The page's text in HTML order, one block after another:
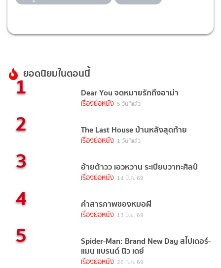
ยอดนิยมในตอนนี้
1 Dear You จดหมายรักถึงอาม่า
เรื่องย่อหนัง 5 วันที่แล้ว
2 The Last House บ้านหลังสุดท้าย
เรื่องย่อหนัง 1 วันที่แล้ว
3 อ้ายต้าวว เอวหวาน ระเบียบวาทะศิลป์
เรื่องย่อหนัง 14 มี.ค. 69
4 คำสารภาพของหมอผี
เรื่องย่อหนัง 13 มิ.ย. 69
5 Spider-Man: Brand New Day สไปเดอร์-
แมน แบรนด์ นิว เดย์
เรื่องย่อหนัง 26 ก.ค. 69